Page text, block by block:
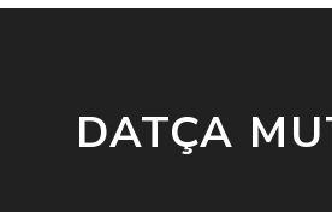
DATÇA